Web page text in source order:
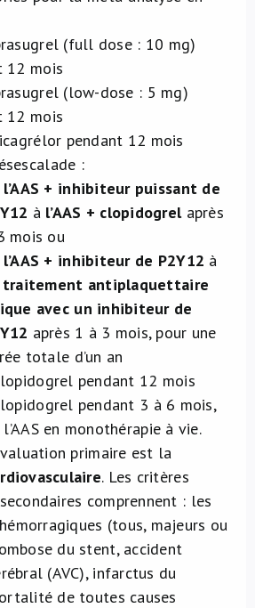
(full dose : 10 mg)
12 mois
(low-dose : 5 mg)
12 mois
pendant 12 mois
:
l’AAS + inhibiteur puissant de
à l’AAS + clopidogrelaprès
mois ou
l’AAS + inhibiteur de P2Y12 à
traitement antiplaquettaire
avec un inhibiteur de
après 1 à 3 mois, pour une
totale d’un an
pendant 12 mois
pendant 3 à 6 mois,
en monothérapie à vie.
primaire est la
. Les critères
comprennent : les
(tous, majeurs ou
du stent, accident
(AVC), infarctus du
de toutes causes